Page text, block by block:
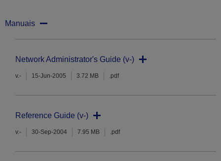
Manuais
Network Administrator's Guide (v-)
v.- 15-Jun-2005 3.72 MB .pdf
Reference Guide (v-)
v.- 30-Sep-2004 7.95 MB .pdf